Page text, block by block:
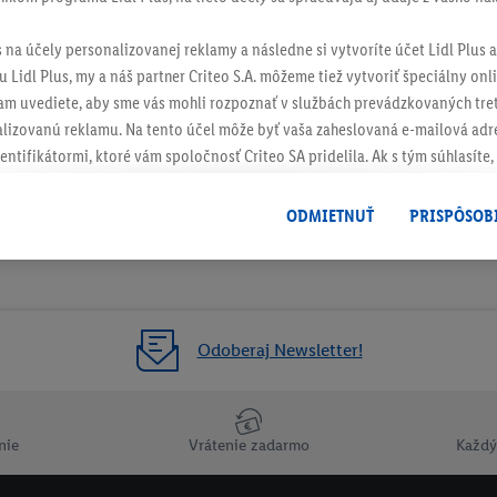
Odoberaj Newsletter!
Vrátenie zadarmo
účely personalizovanej reklamy a následne si vytvoríte účet Lidl Plus
Lidl Plus, my a náš partner Criteo S.A. môžeme tiež vytvoriť špeciálny
uvediete, aby sme vás mohli rozpoznať v službách prevádzkovaných
reklamu. Na tento účel môže byť vaša zaheslovaná e-mailová
ktoré vám spoločnosť Criteo SA pridelila. Ak s tým súhlasíte,
nie jeho zakúpením), sa môžu zobrazovať aj na rôznych zariadeniach a
možno priradiť niekoľko koncových zariadení alebo používanie viacerých
e-mailovej adresy a prípadne ďalších identifikátorov/
" môžete povoliť iba používanie potrebných technológií.
práve kedykoľvek odvolať súhlas s účinnosťou do budúcnosti
.
ODMIETNUŤ